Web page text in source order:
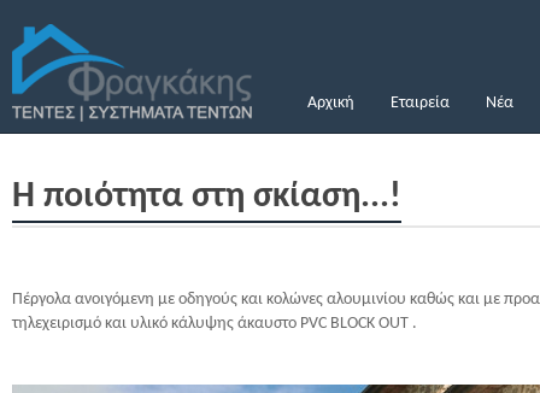
Αρχική Εταιρεία Νέα
Η ποιότητα στη σκίαση...!
Πέργολα ανοιγόμενη με οδηγούς και κολώνες αλουμινίου καθώς και με
τηλεχειρισμό και υλικό κάλυψης άκαυστο PVC BLOCK OUT .